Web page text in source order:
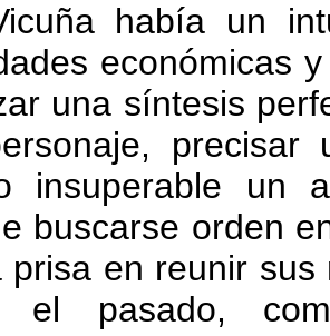
había un
económicas
una síntesis
insuperable un
buscarse orden
prisa en reunir
el pasado,